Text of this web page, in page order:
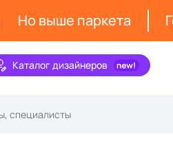
Но выше паркета
Каталог дизайнеров